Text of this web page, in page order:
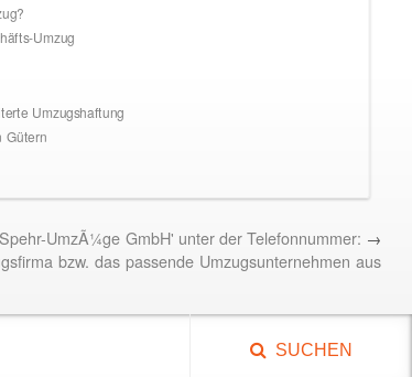
Umzug
Umzugshaftung
Gütern
UmzÃ¼ge GmbH' unter der Telefonnummer: →
bzw. das passende Umzugsunternehmen aus
SUCHEN